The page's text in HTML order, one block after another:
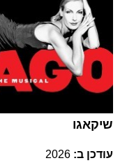
שיקאגו
עודכן ב: 2026